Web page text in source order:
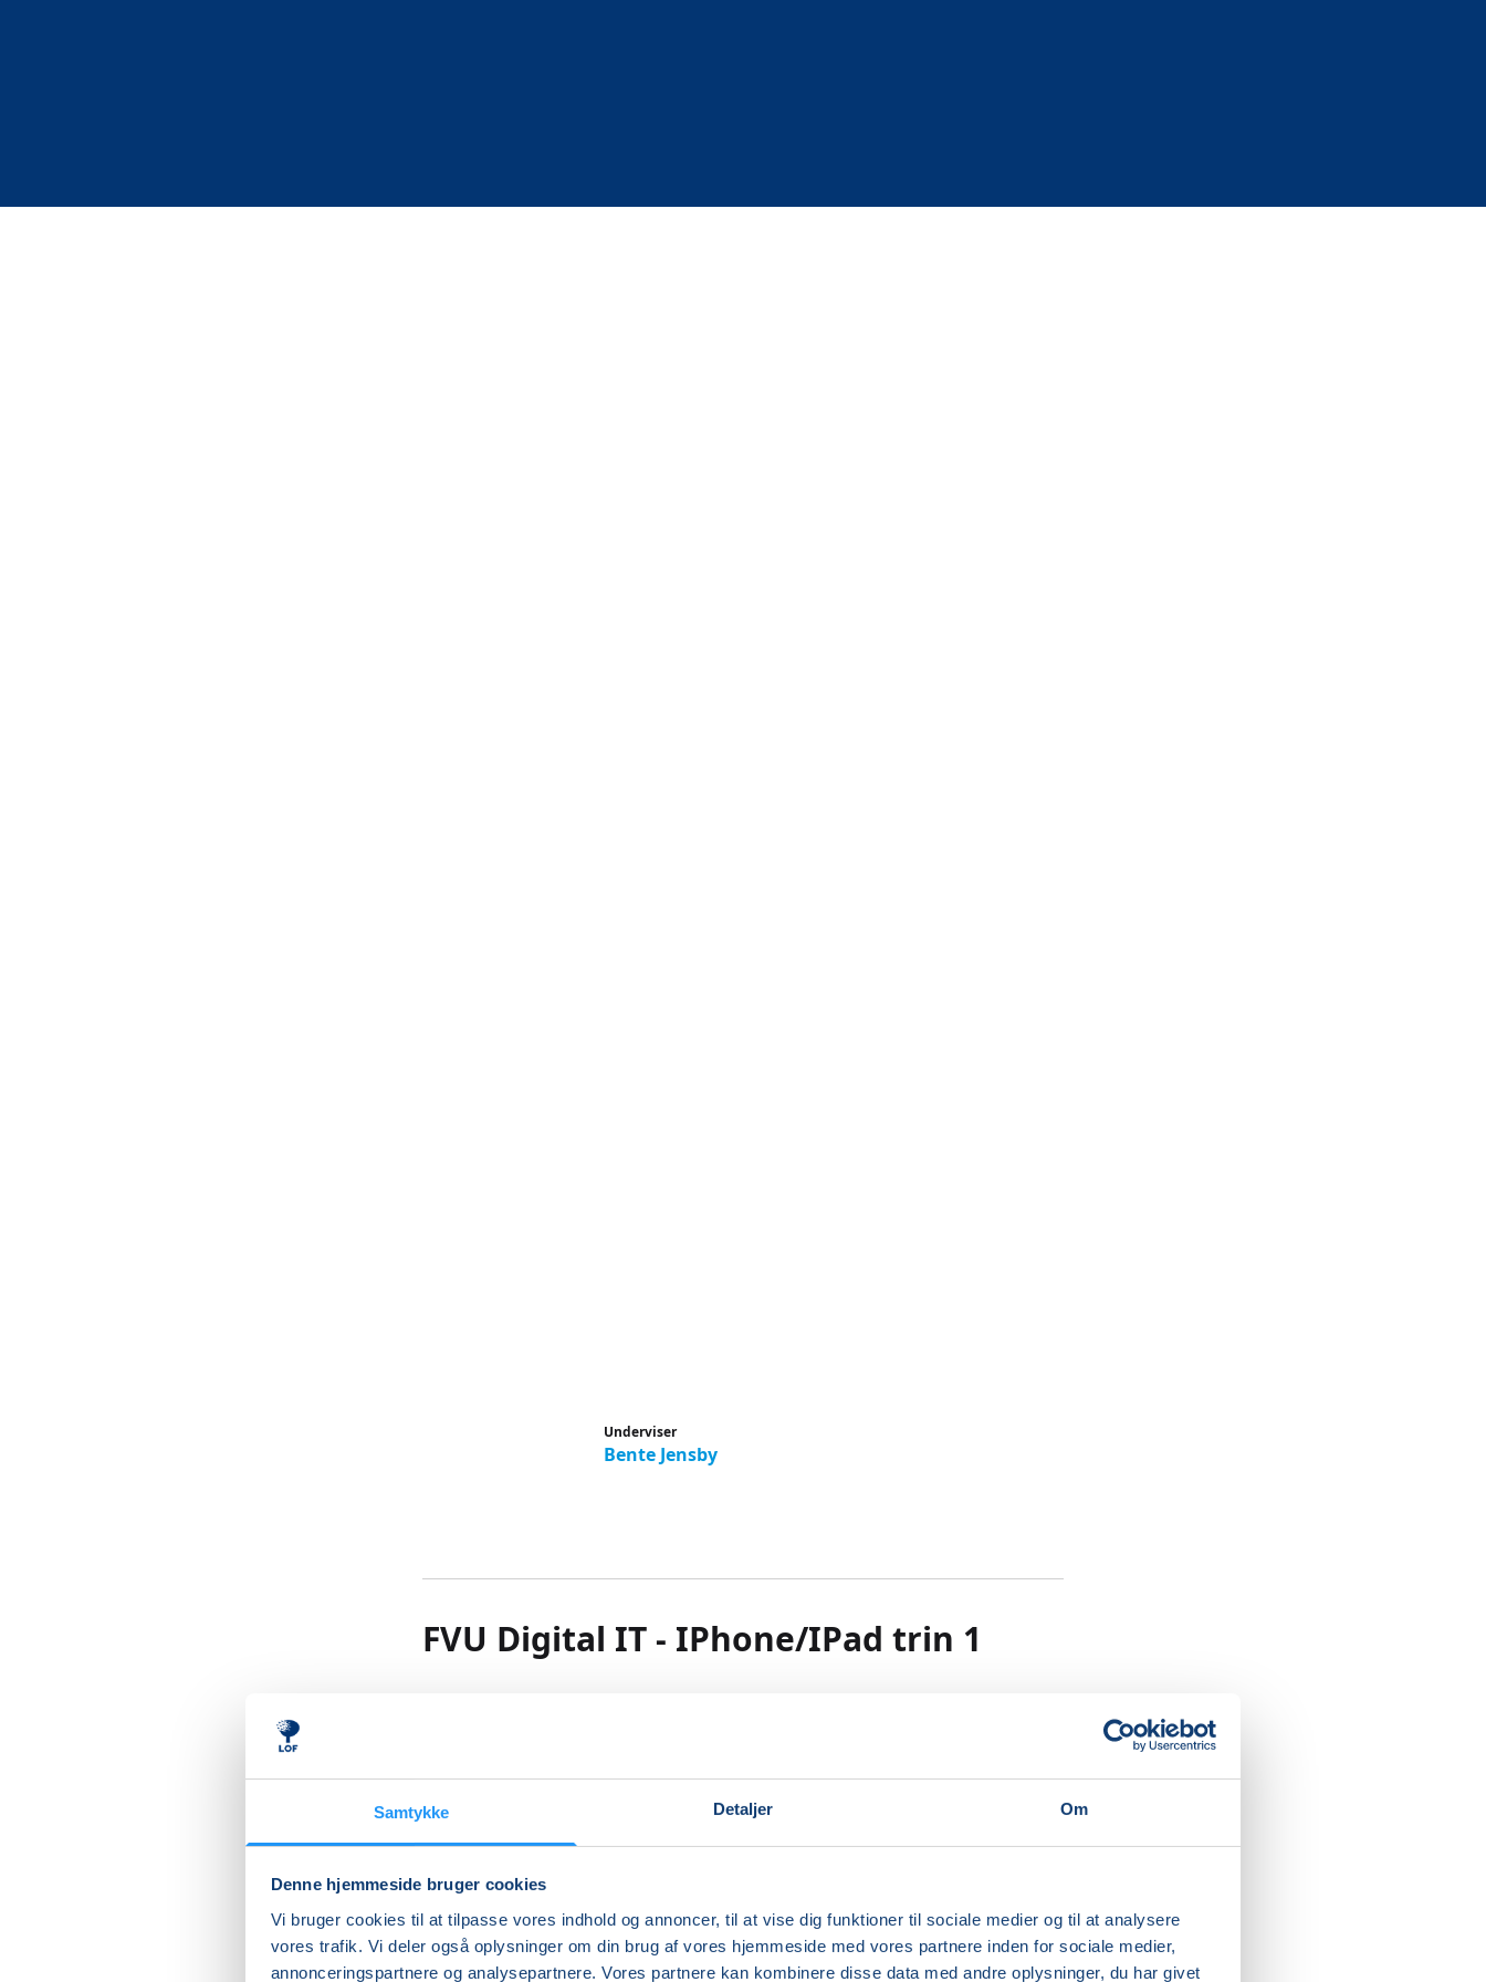
Samtykke Detaljer Om
Denne hjemmeside bruger cookies
Vi bruger cookies til at tilpasse vores indhold og annoncer, til at vise dig funktioner til sociale medier og til at analysere
vores trafik. Vi deler også oplysninger om din brug af vores hjemmeside med vores partnere inden for sociale medier,
annonceringspartnere og analysepartnere. Vores partnere kan kombinere disse data med andre oplysninger, du har givet
Underviser
Bente Jensby
FVU Digital IT - IPhone/IPad trin 1
endnu bedre til at bruge it og digitale løsninger både privat og på jobbet.
FVU Digital iPad og iPhone trin 1 er for dig, der gerne vil blive mere fortrolig
Du lærer fx. at bruge din iPad og din iPhone til enkle opgaver, som at sende